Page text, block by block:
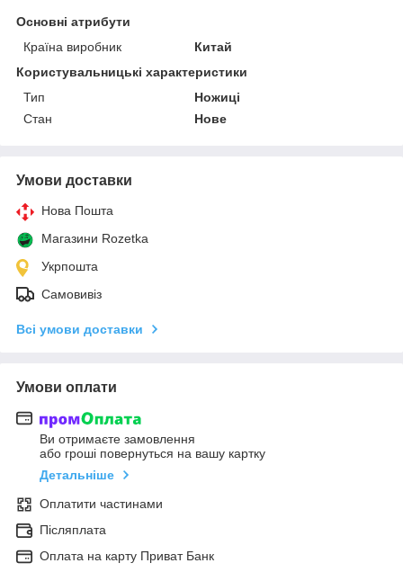
Основні атрибути
Країна виробник
Китай
Користувальницькі характеристики
Тип
Ножиці
Стан
Нове
Умови доставки
Нова Пошта
Магазини Rozetka
Укрпошта
Самовивіз
Всі умови доставки
Умови оплати
Ви отримаєте замовлення
або гроші повернуться на вашу картку
Детальніше
Оплатити частинами
Післяплата
Оплата на карту Приват Банк